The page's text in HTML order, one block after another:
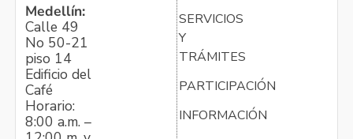
Medellín:
Calle 49
No 50-21
piso 14
Edificio del
Café
Horario:
8:00 a.m. –
SERVICIOS
Y
TRÁMITES
PARTICIPACIÓN
INFORMACIÓN